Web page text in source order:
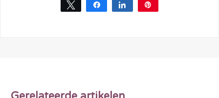
Tweet Share Share